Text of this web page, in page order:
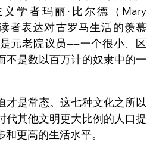
学者玛丽·比尔德（Mary
者表达对古罗马生活的羡慕
元老院议员——一个很小、区
是数以百万计的奴隶中的一
是常态。这七种文化之所以
其他文明更大比例的人口提
更高的生活水平。